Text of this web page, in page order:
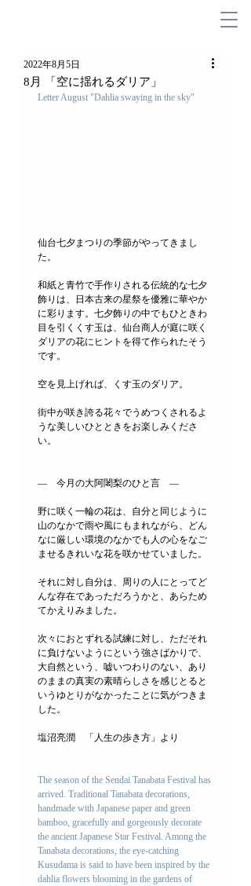
8月 「空に揺れるダリア」
2022年8月5日
Letter August "Dahlia swaying in the sky"
仙台七夕まつりの季節がやってきまし
た。
和紙と青竹で手作りされる伝統的な七夕
飾りは、日本古来の星祭を優雅に華やか
に彩ります。七夕飾りの中でもひときわ
目を引くくす玉は、仙台商人が庭に咲く
ダリアの花にヒントを得て作られたそう
です。
空を見上げれば、くす玉のダリア。
街中が咲き誇る花々でうめつくされるよ
うな美しいひとときをお楽しみくださ
い。
―　今月の大阿闍梨のひと言　―
野に咲く一輪の花は、自分と同じように
山のなかで雨や風にもまれながら、どん
なに厳しい環境のなかでも人の心をなご
ませるきれいな花を咲かせていました。
それに対し自分は、周りの人にとってど
んな存在であっただろうかと、あらため
てかえりみました。
次々におとずれる試練に対し、ただそれ
に負けないようにという強さばかりで、
大自然という、嘘いつわりのない、あり
のままの真実の素晴らしさを感じとると
いうゆとりがなかったことに気がつきま
した。
塩沼亮潤　「人生の歩き方」より
The season of the Sendai Tanabata Festival has
arrived. Traditional Tanabata decorations,
handmade with Japanese paper and green
bamboo, gracefully and gorgeously decorate
the ancient Japanese Star Festival. Among the
Tanabata decorations, the eye-catching
Kusudama is said to have been inspired by the
dahlia flowers blooming in the gardens of